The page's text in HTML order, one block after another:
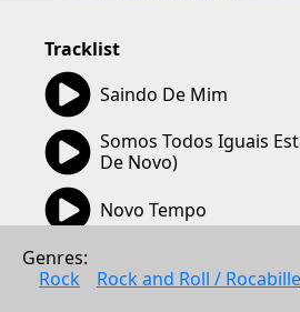
Tracklist
Saindo De Mim
03:06
Somos Todos Iguais
De Novo)
Novo Tempo
Cartomante
Genres:
Rock
Rock and Roll / Rocabille